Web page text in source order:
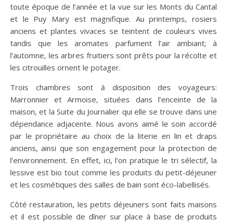
toute époque de l’année et la vue sur les Monts du Cantal
et le Puy Mary est magnifique. Au printemps, rosiers
anciens et plantes vivaces se teintent de couleurs vives
tandis que les aromates parfument l’air ambiant; à
l’automne, les arbres fruitiers sont prêts pour la récolte et
les citrouilles ornent le potager.
Trois chambres sont à disposition des voyageurs:
Marronnier et Armoise, situées dans l’enceinte de la
maison, et la Suite du Journalier qui elle se trouve dans une
dépendance adjacente. Nous avons aimé le soin accordé
par le propriétaire au choix de la literie en lin et draps
anciens, ainsi que son engagement pour la protection de
l’environnement. En effet, ici, l’on pratique le tri sélectif, la
lessive est bio tout comme les produits du petit-déjeuner
et les cosmétiques des salles de bain sont éco-labellisés.
Côté restauration, les petits déjeuners sont faits maisons
et il est possible de dîner sur place à base de produits